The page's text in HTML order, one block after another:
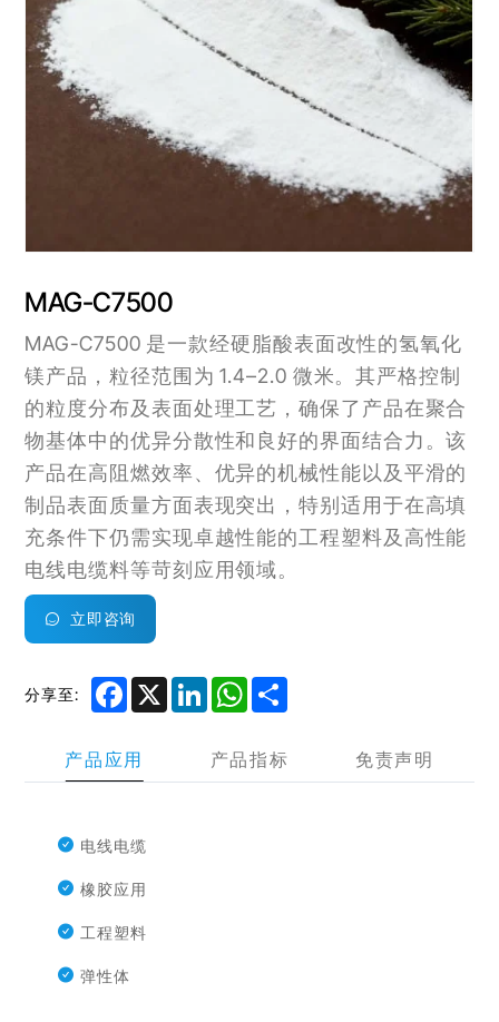
MAG-C7500
MAG-C7500 是一款经硬脂酸表面改性的氢氧化
镁产品，粒径范围为 1.4–2.0 微米。其严格控制
的粒度分布及表面处理工艺，确保了产品在聚合
物基体中的优异分散性和良好的界面结合力。该
产品在高阻燃效率、优异的机械性能以及平滑的
制品表面质量方面表现突出，特别适用于在高填
充条件下仍需实现卓越性能的工程塑料及高性能
电线电缆料等苛刻应用领域。
立即咨询
分享至: Facebook
X LinkedInWhatsApp
产品应用 产品指标 免责声明
电线电缆
橡胶应用
工程塑料
弹性体